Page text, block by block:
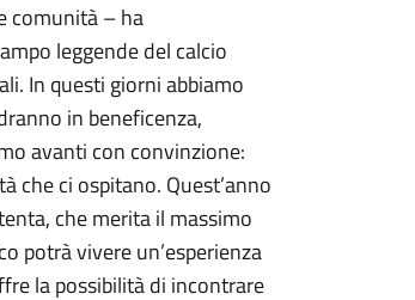
comunità – ha
leggende del calcio
In questi giorni abbiamo
in beneficenza,
avanti con convinzione:
che ci ospitano. Quest’anno
che merita il massimo
potrà vivere un’esperienza
la possibilità di incontrare